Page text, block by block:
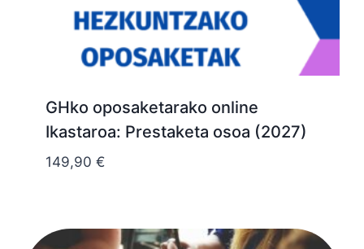
GHko oposaketarako online
Ikastaroa: Prestaketa osoa (2027)
149,90 €